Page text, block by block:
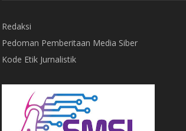
Redaksi
Pedoman Pemberitaan Media Siber
Kode Etik Jurnalistik